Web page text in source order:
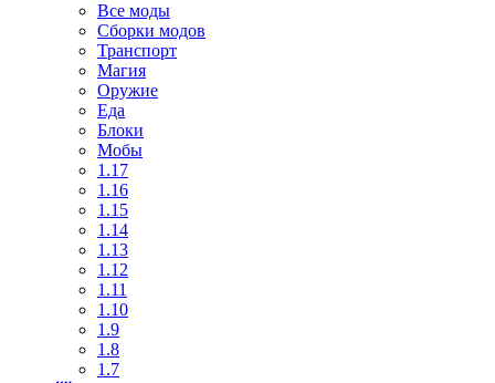
Все моды
Сборки модов
Транспорт
Магия
Оружие
Еда
Блоки
Мобы
1.17
1.16
1.15
1.14
1.13
1.12
1.11
1.10
1.9
1.8
1.7